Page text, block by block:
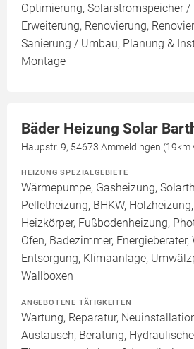
Optimierung, Solarstromspeicher /
Erweiterung, Renovierung,
Sanierung / Umbau, Planung &
Montage
Bäder Heizung Solar
Haupstr. 9, 54673 Ammeldingen
HEIZUNG SPEZIALGEBIETE
Wärmepumpe, Gasheizung,
Pelletheizung, BHKW,
Heizkörper, Fußbodenheizung,
Ofen, Badezimmer,
Entsorgung, Klimaanlage,
Wallboxen
ANGEBOTENE TÄTIGKEITEN
Wartung, Reparatur,
Austausch, Beratung,